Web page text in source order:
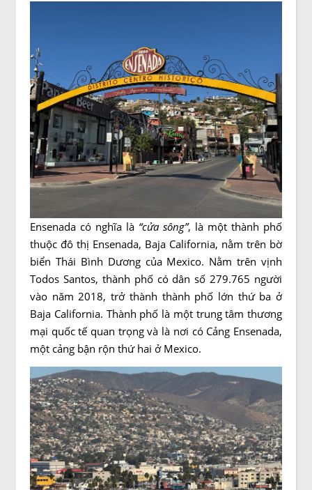
Ensenada có nghĩa là “cửa sông”, là một thành phố
thuộc đô thị Ensenada, Baja California, nằm trên bờ
biển Thái Bình Dương của Mexico. Nằm trên vịnh
Todos Santos, thành phố có dân số 279.765 người
vào năm 2018, trở thành thành phố lớn thứ ba ở
Baja California. Thành phố là một trung tâm thương
mại quốc tế quan trọng và là nơi có Cảng Ensenada,
một cảng bận rộn thứ hai ở Mexico.